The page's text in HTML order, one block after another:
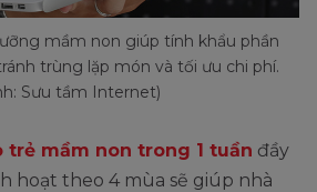
mầm non giúp tính khẩu phần
trùng lặp món và tối ưu chi phí.
Sưu tầm Internet)
trẻ mầm non trong 1 tuần đầy
hoạt theo 4 mùa sẽ giúp nhà